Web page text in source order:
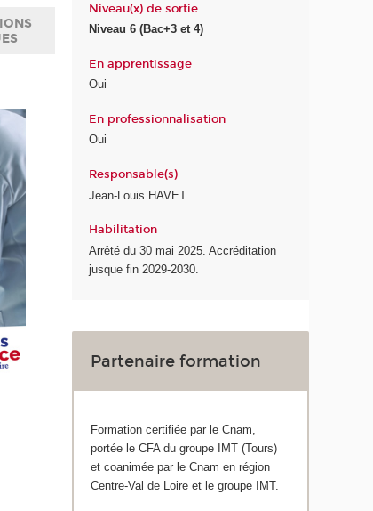
Niveau(x) de sortie
Niveau 6 (Bac+3 et 4)
En apprentissage
Oui
En professionnalisation
Oui
Responsable(s)
Jean-Louis HAVET
Habilitation
Arrêté du 30 mai 2025. Accréditation
jusque fin 2029-2030.
Partenaire formation
Formation certifiée par le Cnam,
portée le CFA du groupe IMT (Tours)
et coanimée par le Cnam en région
Centre-Val de Loire et le groupe IMT.